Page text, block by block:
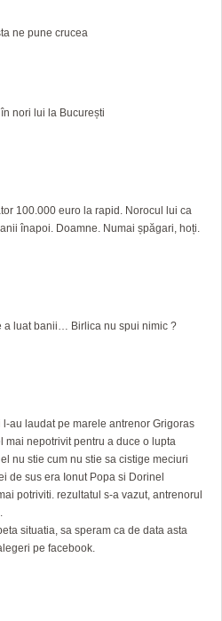
ne pune crucea
nori lui la București
100.000 euro la rapid. Norocul lui ca
înapoi. Doamne. Numai șpăgari, hoți.
a luat banii… Birlica nu spui nimic ?
au laudat pe marele antrenor Grigoras
mai nepotrivit pentru a duce o lupta
nu stie cum nu stie sa cistige meciuri
de sus era Ionut Popa si Dorinel
potriviti. rezultatul s-a vazut, antrenorul
situatia, sa speram ca de data asta
pe facebook.